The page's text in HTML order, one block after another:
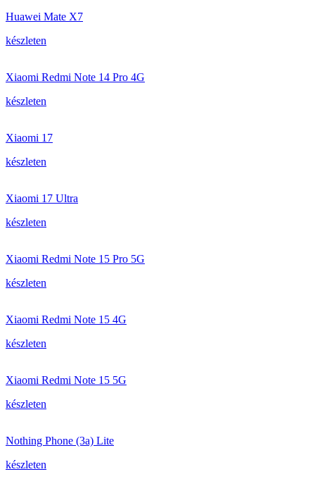
Huawei Mate X7
készleten
Xiaomi Redmi Note 14 Pro 4G
készleten
Xiaomi 17
készleten
Xiaomi 17 Ultra
készleten
Xiaomi Redmi Note 15 Pro 5G
készleten
Xiaomi Redmi Note 15 4G
készleten
Xiaomi Redmi Note 15 5G
készleten
Nothing Phone (3a) Lite
készleten